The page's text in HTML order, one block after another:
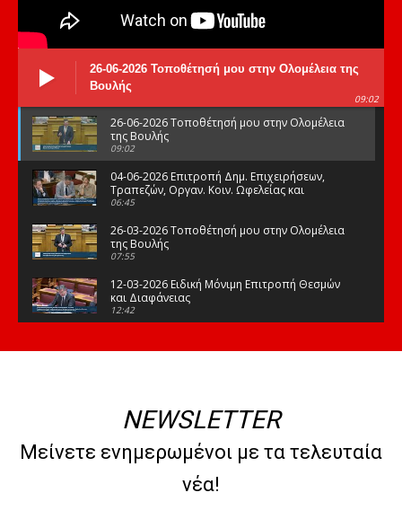
26-06-2026 Τοποθέτησή μου στην Ολομέλεια της
Βουλής
09:02
26-06-2026 Τοποθέτησή μου στην Ολομέλεια
της Βουλής
09:02
04-06-2026 Επιτροπή Δημ. Επιχειρήσεων,
Τραπεζών, Οργαν. Κοιν. Ωφελείας και
Φορέων Κοινων. Ασφάλισης
06:45
26-03-2026 Τοποθέτησή μου στην Ολομέλεια
της Βουλής
07:55
12-03-2026 Ειδική Μόνιμη Επιτροπή Θεσμών
και Διαφάνειας
12:42
της Βουλής
08:47
10-02-2026 Διαρκής Επιτροπή Μορφωτικών
Υποθέσεων
NEWSLETTER
Μείνετε ενημερωμένοι με τα τελευταία
νέα!